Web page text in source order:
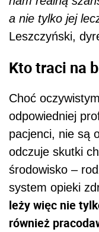
a nie tylko jej
Leszczyński,
Kto traci na
Choć
odpowiedniej
pacjenci, nie są
odczuje skutki
środowisko –
system opieki
leży więc nie
również